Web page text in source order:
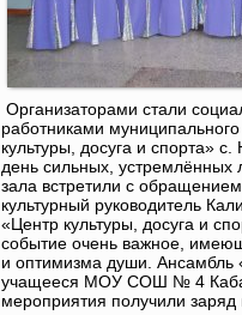
Организаторами стали
работниками
культуры, досуга и спорта»
день сильных, устремлённых
зала встретили с
культурный руководитель
«Центр культуры, досуга и
событие очень важное,
и оптимизма души. Ансамбль
учащееся МОУ СОШ № 4
мероприятия получили